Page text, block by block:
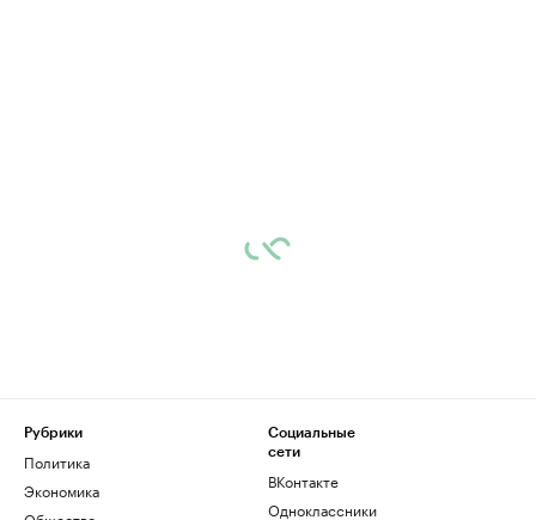
Рубрики
Политика
Экономика
Социальные
сети
ВКонтакте
Одноклассники